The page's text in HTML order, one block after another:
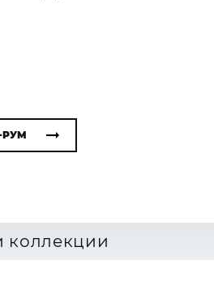
РУМ
коллекции